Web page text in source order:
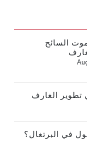
السائح
في البرتغال؟